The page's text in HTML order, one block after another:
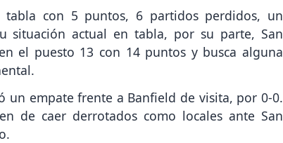
con 5 puntos, 6 partidos perdidos, un
actual en tabla, por su parte, San
el puesto 13 con 14 puntos y busca alguna
un empate frente a Banfield de visita, por 0-0.
de caer derrotados como locales ante San